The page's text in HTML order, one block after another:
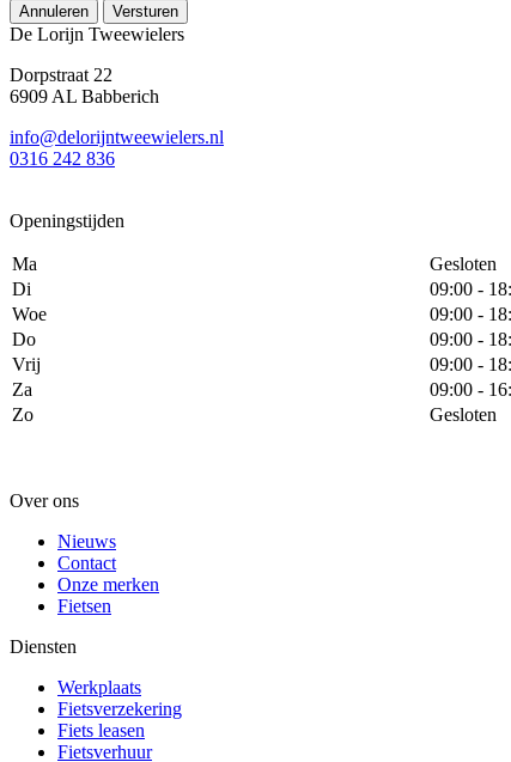
Annuleren Versturen
De Lorijn Tweewielers
Dorpstraat 22
6909 AL Babberich
info@delorijntweewielers.nl
0316 242 836
Openingstijden
Ma
Gesloten
Di
09:00 -
Woe
09:00 -
Do
09:00 -
Vrij
09:00 -
Za
09:00 -
Zo
Gesloten
Over ons
Nieuws
Contact
Onze merken
Fietsen
Diensten
Werkplaats
Fietsverzekering
Fiets leasen
Fietsverhuur